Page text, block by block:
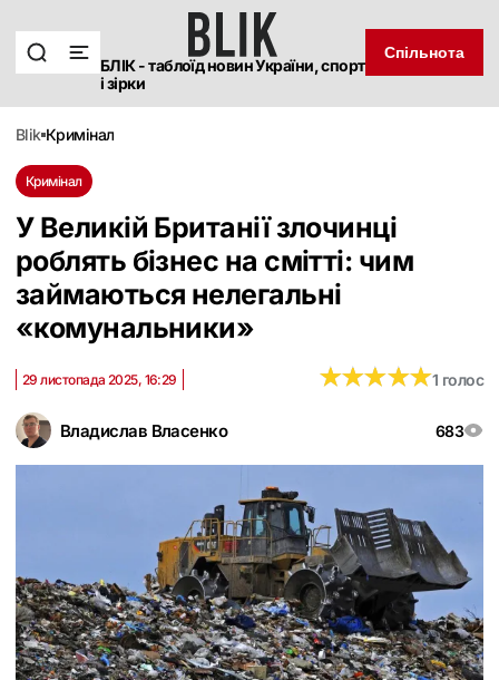
БЛІК - таблоїд новин України, спорт
і зірки
Спільнота
blik кримінал
Кримінал
У Великій Британії злочинці
роблять бізнес на смітті: чим
займаються нелегальні
«комунальники»
Владислав Власенко 683
29 листопада 2025, 16:29 ★★★★★
★★★★★1 голос